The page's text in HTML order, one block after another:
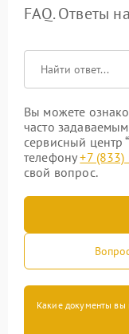
FAQ. Ответы
Вы можете
часто
сервисный центр
телефону+7
свой вопрос.
Какие документы вы